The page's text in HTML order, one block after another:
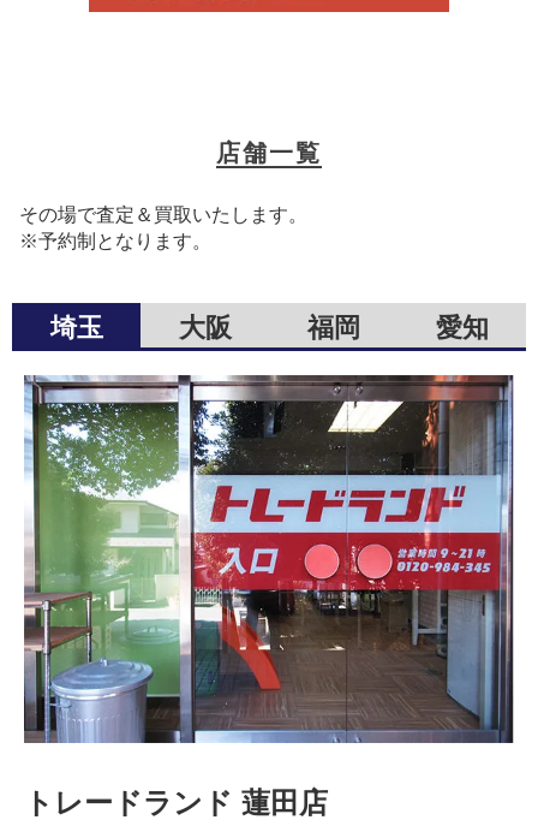
店舗一覧
その場で査定＆買取いたします。
※予約制となります。
埼玉 大阪 福岡 愛知
トレードランド 蓮田店